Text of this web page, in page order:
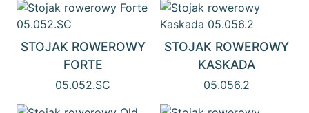
STOJAK ROWEROWY
FORTE
05.052.SC
STOJAK ROWEROWY
KASKADA
05.056.2